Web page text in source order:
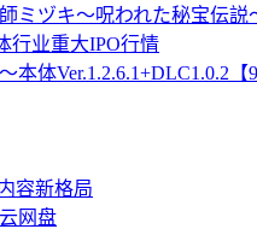
ミヅキ～呪われた秘宝伝説
行业重大IPO行情
体Ver.1.2.6.1+DLC1.0.2【
容新格局
网盘